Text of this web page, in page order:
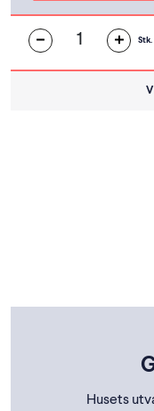
Stk.
Husets